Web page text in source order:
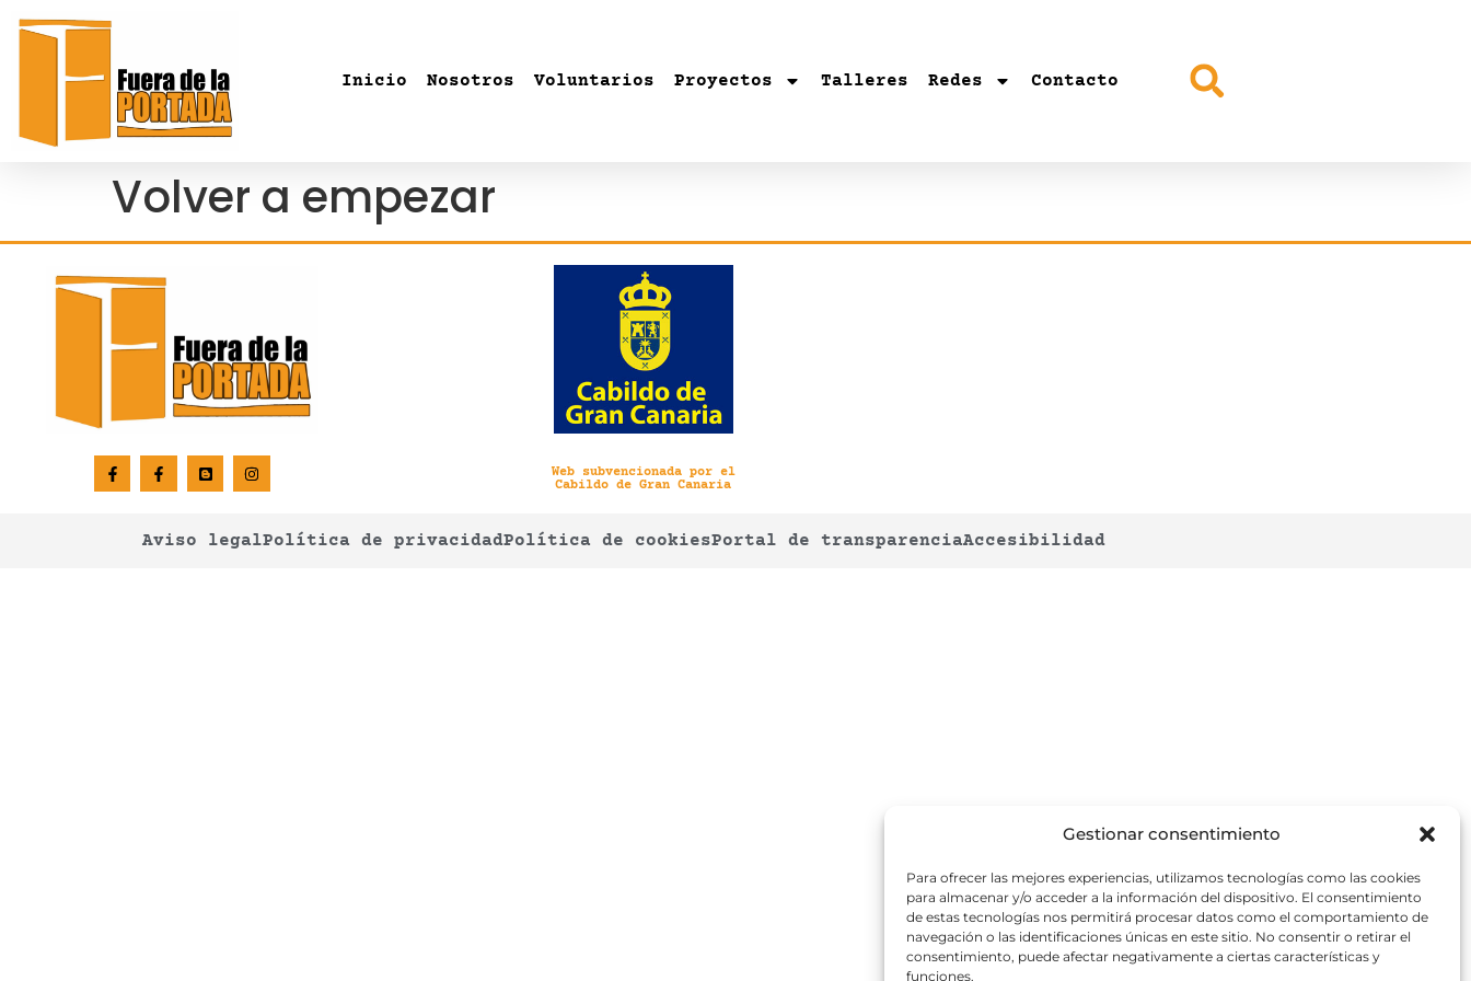
Gestionar consentimiento
Para ofrecer las mejores experiencias, utilizamos tecnologías como las cookies
para almacenar y/o acceder a la información del dispositivo. El consentimiento
de estas tecnologías nos permitirá procesar datos como el comportamiento de
navegación o las identificaciones únicas en este sitio. No consentir o retirar el
consentimiento, puede afectar negativamente a ciertas características y
funciones.
Inicio Nosotros Voluntarios Proyectos Talleres Redes Contacto
Volver a empezar
Web subvencionada por el
Cabildo de Gran Canaria
Aviso legalPolítica de privacidadPolítica de cookiesPortal de transparenciaAccesibilidad